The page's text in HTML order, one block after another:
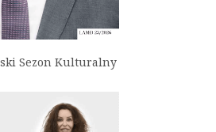
Sezon Kulturalny